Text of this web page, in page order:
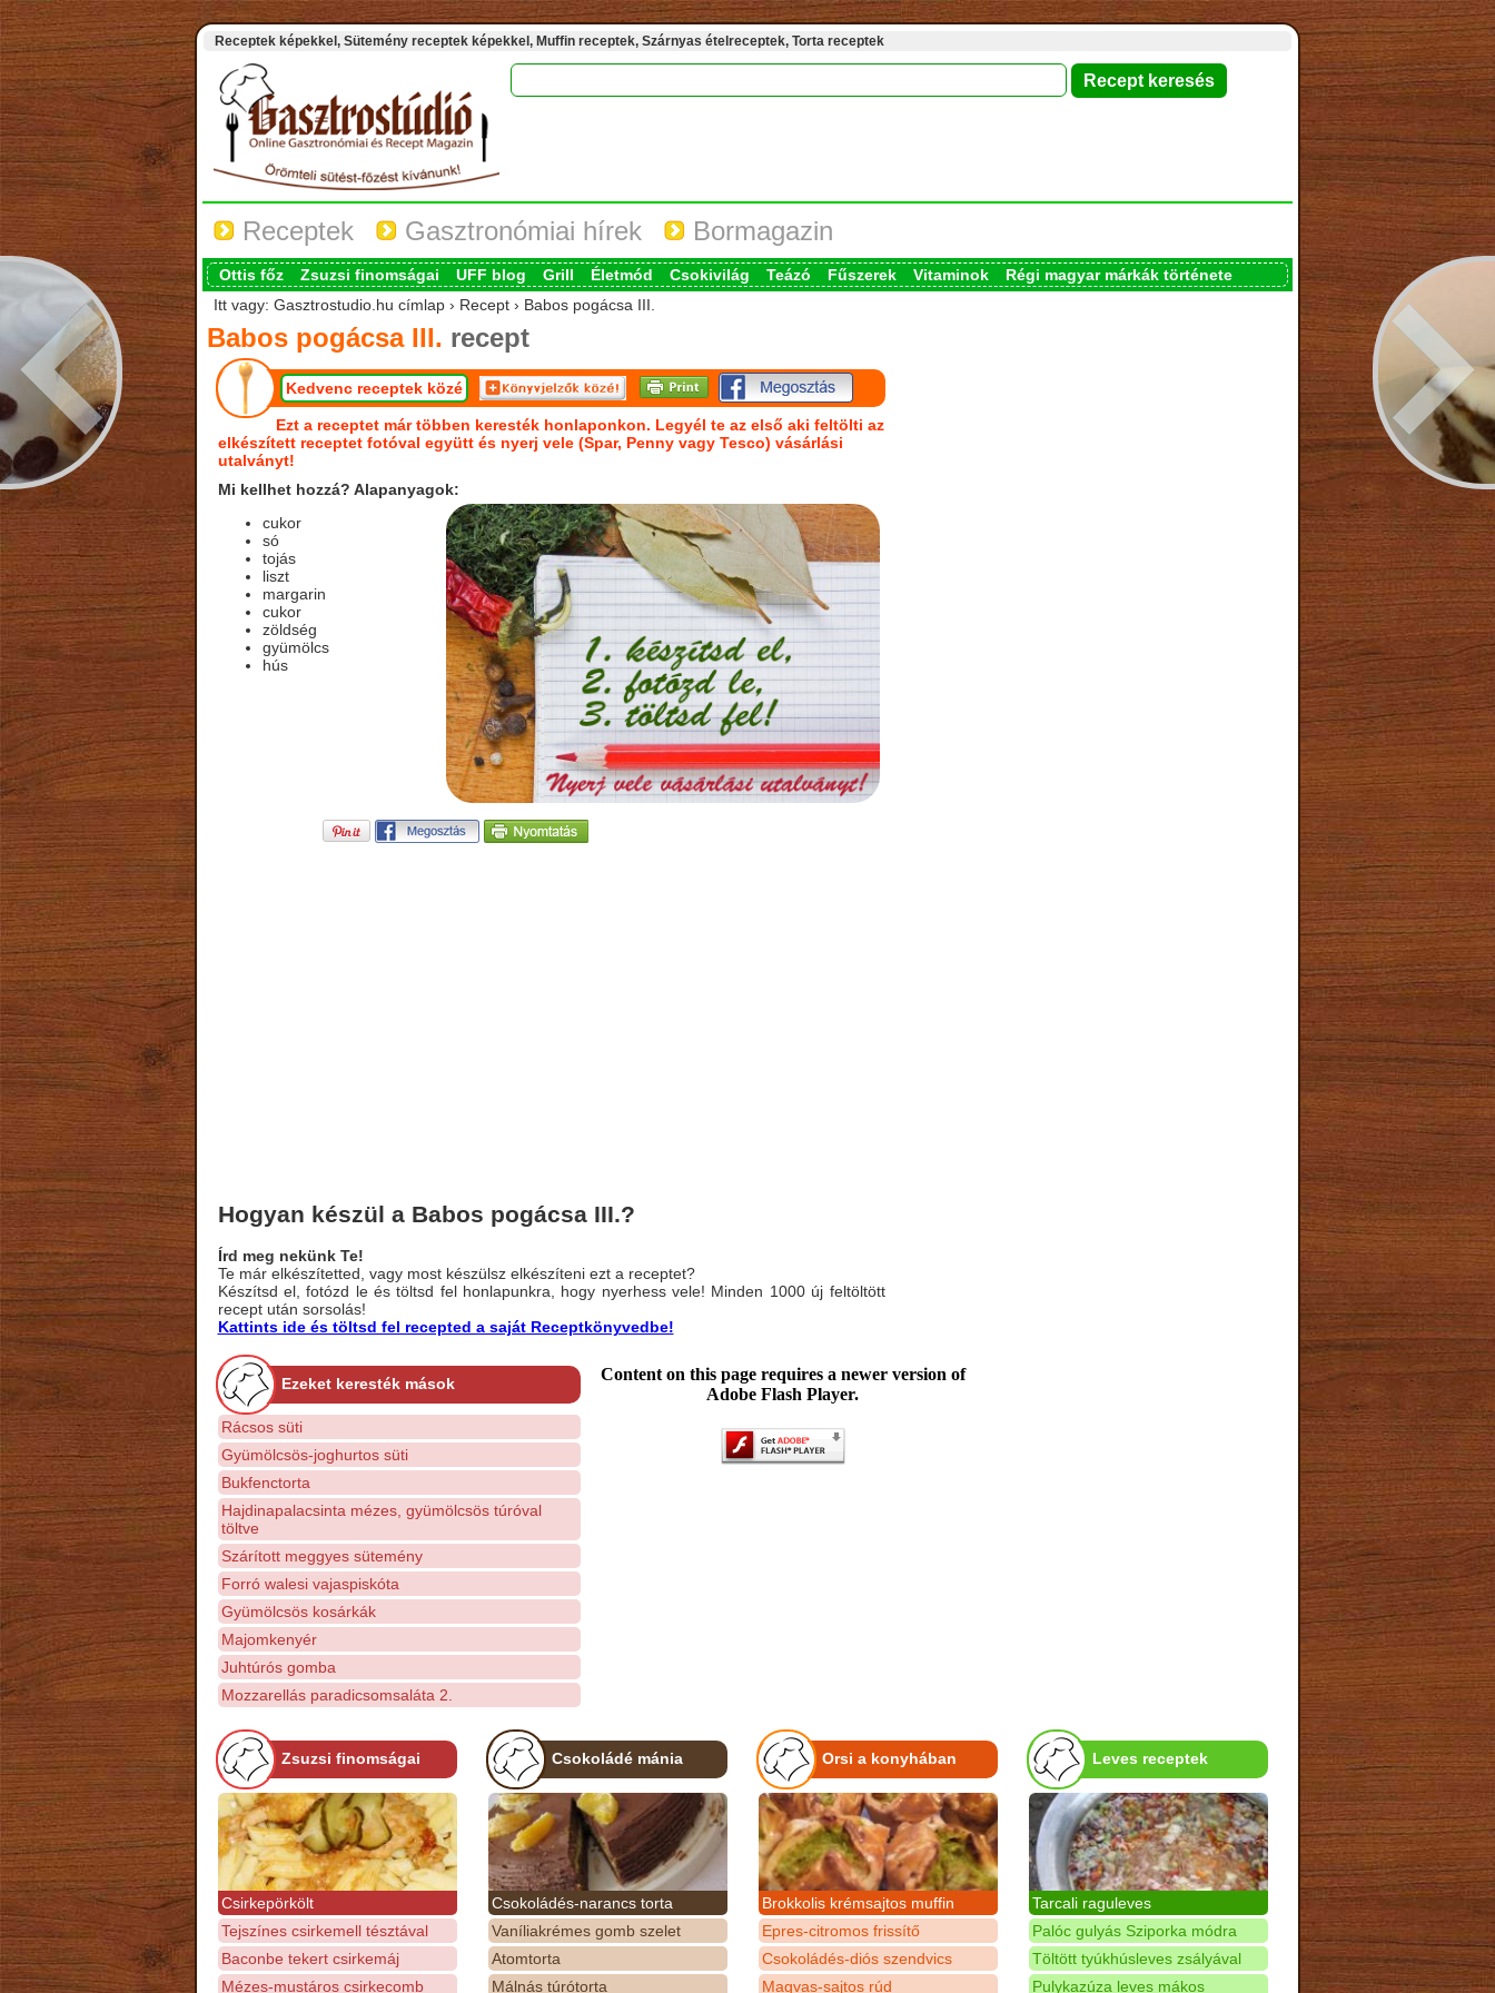
Receptek képekkel, Sütemény receptek képekkel, Muffin receptek, Szárnyas ételreceptek, Torta receptek
Receptek Gasztronómiai hírek Bormagazin
Ottis főz Zsuzsi finomságai UFF blog Grill Életmód Csokivilág Teázó Fűszerek Vitaminok
Régi magyar márkák története
Itt vagy: Gasztrostudio.hu címlap › Recept › Babos pogácsa III.
Babos pogácsa III. recept
Kedvenc receptek közé
Ezt a receptet már többen keresték honlaponkon. Legyél te az első aki feltölti az
elkészített receptet fotóval együtt és nyerj vele (Spar, Penny vagy Tesco) vásárlási
utalványt!
Mi kellhet hozzá? Alapanyagok:
cukor
só
tojás
liszt
margarin
cukor
zöldség
gyümölcs
hús
Hogyan készül a Babos pogácsa III.?
Írd meg nekünk Te!
Te már elkészítetted, vagy most készülsz elkészíteni ezt a receptet?
Készítsd el, fotózd le és töltsd fel honlapunkra, hogy nyerhess vele! Minden 1000 új feltöltött
recept után sorsolás!
Kattints ide és töltsd fel recepted a saját Receptkönyvedbe!
Ezeket keresték mások
Rácsos süti
Gyümölcsös-joghurtos süti
Bukfenctorta
Hajdinapalacsinta mézes, gyümölcsös túróval
töltve
Szárított meggyes sütemény
Forró walesi vajaspiskóta
Gyümölcsös kosárkák
Majomkenyér
Juhtúrós gomba
Mozzarellás paradicsomsaláta 2.
Content on this page requires a newer version of
Adobe Flash Player.
Zsuzsi finomságai
Csirkepörkölt
Tejszínes csirkemell tésztával
Baconbe tekert csirkemáj
Mézes-mustáros csirkecomb
Csokoládé mánia
Csokoládés-narancs torta
Vaníliakrémes gomb szelet
Atomtorta
Málnás túrótorta
Orsi a konyhában
Brokkolis krémsajtos muffin
Epres-citromos frissítő
Csokoládés-diós szendvics
Magvas-sajtos rúd
Leves receptek
Tarcali raguleves
Palóc gulyás Sziporka módra
Töltött tyúkhúsleves zsályával
Pulykazúza leves mákos